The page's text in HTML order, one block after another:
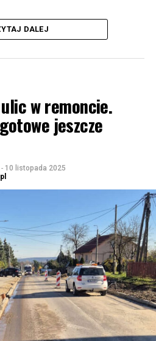
DALEJ
w remoncie.
jeszcze
- 10 listopada 2025